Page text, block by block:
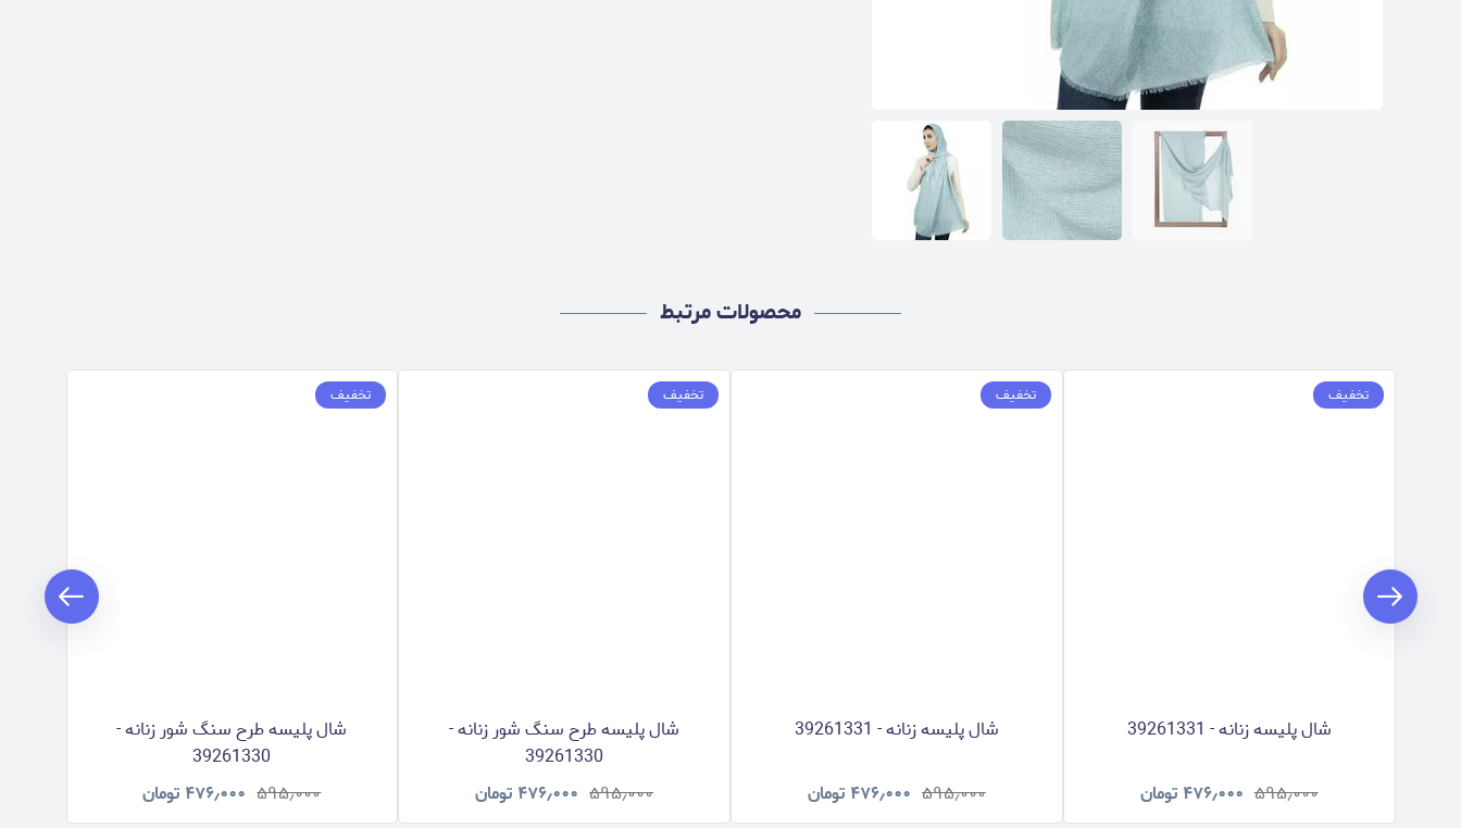
محصولات مرتبط
تخفیف
شال پلیسه زنانه - 39261331
۵۹۵٫۰۰۰ ۴۷۶٫۰۰۰ تومان
تخفیف
شال پلیسه زنانه - 39261331
۵۹۵٫۰۰۰ ۴۷۶٫۰۰۰ تومان
تخفیف
شال پلیسه طرح سنگ شور زنانه -
39261330
۵۹۵٫۰۰۰ ۴۷۶٫۰۰۰ تومان
تخفیف
شال پلیسه طرح سنگ شور زنانه -
39261330
۵۹۵٫۰۰۰ ۴۷۶٫۰۰۰ تومان